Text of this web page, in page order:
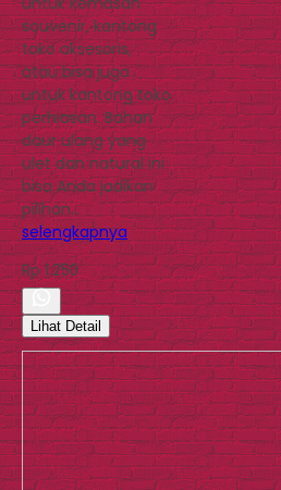
souvenir, kantong
toko aksesoris,
atau bisa juga
untuk kantong toko
perhiasan. Bahan
daur ulang yang
ulet dan natural ini
bisa Anda jadikan
pilihan…
selengkapnya
Rp 1.250
Lihat Detail